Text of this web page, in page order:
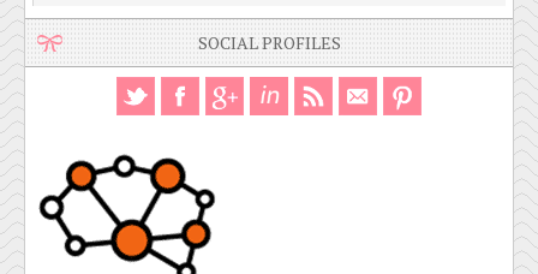
SOCIAL PROFILES